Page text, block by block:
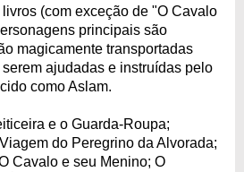
(com exceção de "O Cavalo
principais são
magicamente transportadas
ajudadas e instruídas pelo
como Aslam.
e o Guarda-Roupa;
do Peregrino da Alvorada;
Cavalo e seu Menino; O